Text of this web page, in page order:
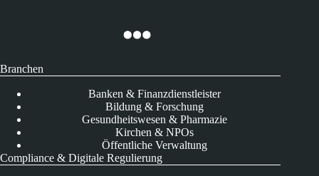
Branchen
Banken & Finanzdienstleister
Bildung & Forschung
Gesundheitswesen & Pharmazie
Kirchen & NPOs
Öffentliche Verwaltung
Compliance & Digitale Regulierung